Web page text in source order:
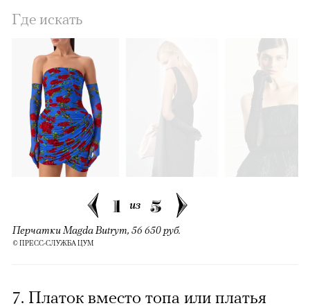
Где искать
1 из 5
Перчатки Magda Butrym, 56 650 руб.
© ПРЕСС-СЛУЖБА ЦУМ
7. Платок вместо топа или платья